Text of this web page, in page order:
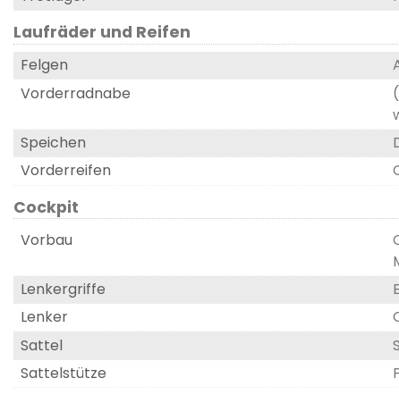
Laufräder und Reifen
Felgen
Vorderradnabe
Speichen
Vorderreifen
Cockpit
Vorbau
Lenkergriffe
Lenker
Sattel
Sattelstütze